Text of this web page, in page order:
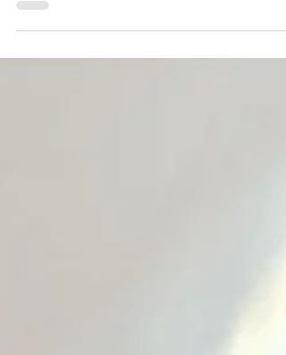
Kräutermischungen und kostenlosen Etiketten